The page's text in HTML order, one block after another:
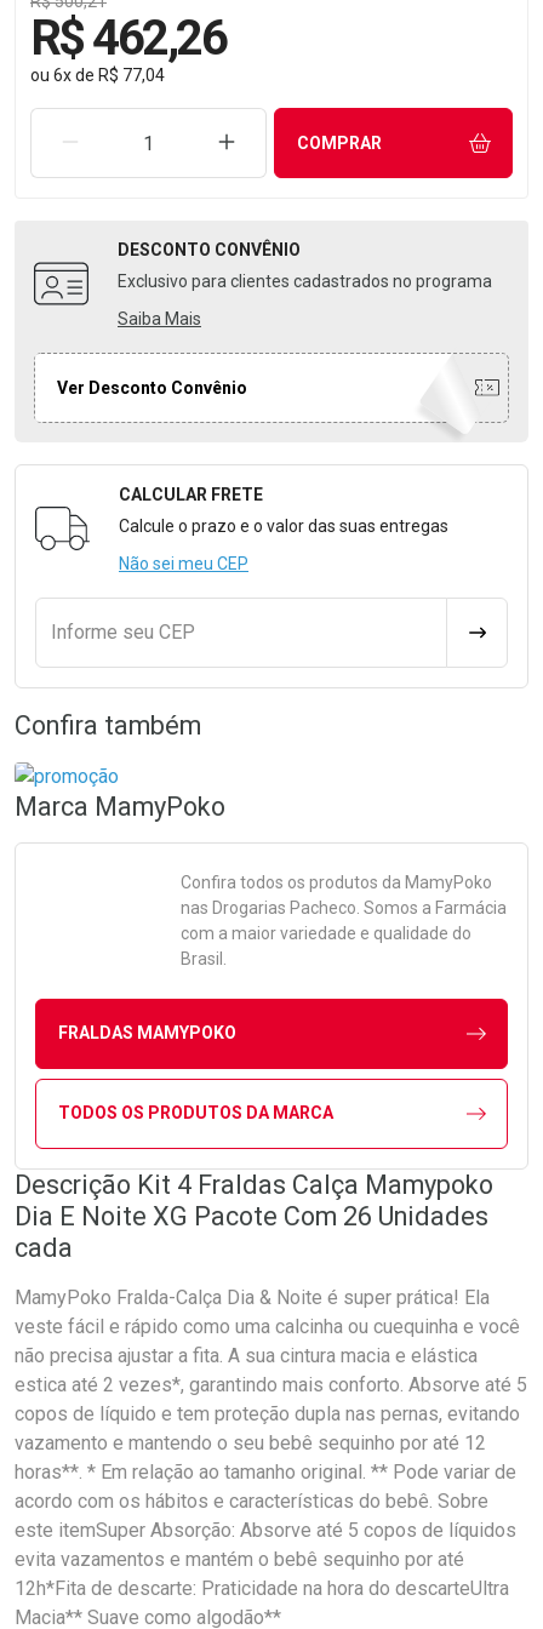
R$ 462,26
ou 6xde R$ 77,04
REMOVER UMA UNIDADEAUMENTAR UMA UNIDADE
COMPRAR
DESCONTO CONVÊNIO
Exclusivo para clientes cadastrados no programa
Saiba Mais
Ver Desconto Convênio
Formulário para Calcular o Frete
CALCULAR FRETE
Calcule o prazo e o valor das suas entregas
Não sei meu CEP
Informe seu CEP
Confira também
Marca MamyPoko
Confira todos os produtos da MamyPoko
nas Drogarias Pacheco. Somos a Farmácia
com a maior variedade e qualidade do
Brasil.
FRALDAS MAMYPOKO
TODOS OS PRODUTOS DA MARCA
Descrição Kit 4 Fraldas Calça Mamypoko
Dia E Noite XG Pacote Com 26 Unidades
cada
MamyPoko Fralda-Calça Dia & Noite é super prática! Ela
veste fácil e rápido como uma calcinha ou cuequinha e você
não precisa ajustar a fita. A sua cintura macia e elástica
estica até 2 vezes*, garantindo mais conforto. Absorve até 5
copos de líquido e tem proteção dupla nas pernas, evitando
vazamento e mantendo o seu bebê sequinho por até 12
horas**. * Em relação ao tamanho original. ** Pode variar de
acordo com os hábitos e características do bebê. Sobre
este itemSuper Absorção: Absorve até 5 copos de líquidos
evita vazamentos e mantém o bebê sequinho por até
12h*Fita de descarte: Praticidade na hora do descarteUltra
Macia** Suave como algodão**